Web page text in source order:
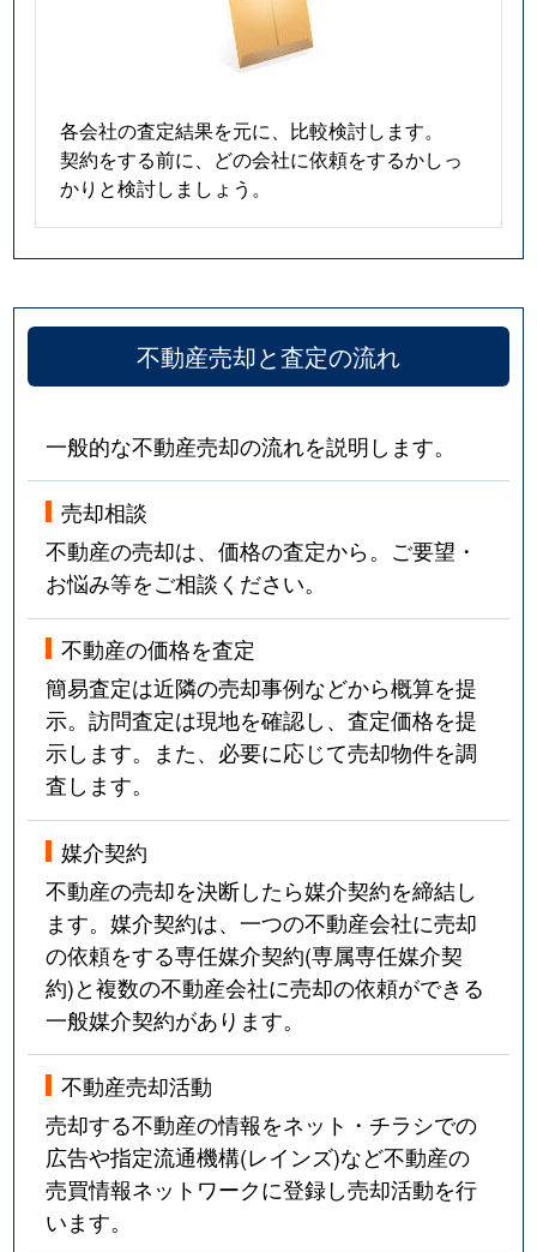
各会社の査定結果を元に、比較検討します。
契約をする前に、どの会社に依頼をするかしっ
かりと検討しましょう。
不動産売却と査定の流れ
一般的な不動産売却の流れを説明します。
売却相談
不動産の売却は、価格の査定から。ご要望・
お悩み等をご相談ください。
不動産の価格を査定
簡易査定は近隣の売却事例などから概算を提
示。訪問査定は現地を確認し、査定価格を提
示します。また、必要に応じて売却物件を調
査します。
媒介契約
不動産の売却を決断したら媒介契約を締結し
ます。媒介契約は、一つの不動産会社に売却
の依頼をする専任媒介契約(専属専任媒介契
約)と複数の不動産会社に売却の依頼ができる
一般媒介契約があります。
不動産売却活動
売却する不動産の情報をネット・チラシでの
広告や指定流通機構(レインズ)など不動産の
売買情報ネットワークに登録し売却活動を行
います。